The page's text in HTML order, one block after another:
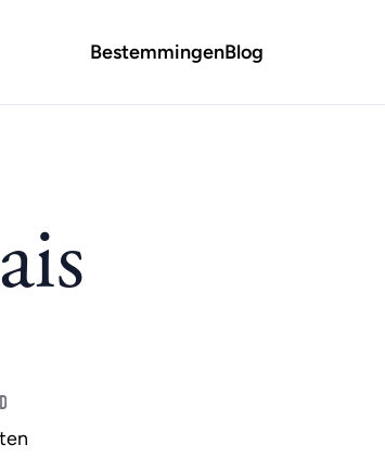
BestemmingenBlog